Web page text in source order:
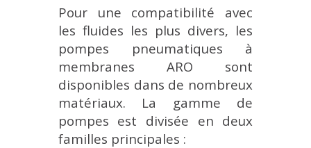
Pour une compatibilité avec
les fluides les plus divers, les
pompes pneumatiques à
membranes ARO sont
disponibles dans de nombreux
matériaux. La gamme de
pompes est divisée en deux
familles principales :